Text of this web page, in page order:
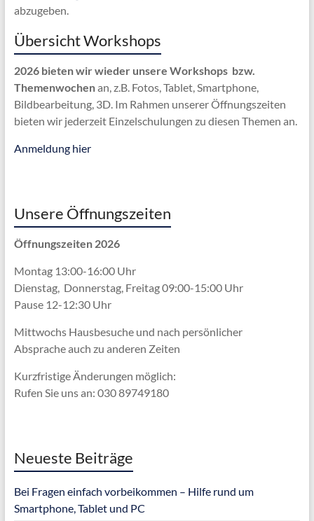
abzugeben.
Übersicht Workshops
2026 bieten wir wieder unsere Workshops bzw.
Themenwochenan, z.B. Fotos, Tablet, Smartphone,
Bildbearbeitung, 3D. Im Rahmen unserer Öffnungszeiten
bieten wir jederzeit Einzelschulungen zu diesen Themen an.
Anmeldung hier
Unsere Öffnungszeiten
Öffnungszeiten 2026
Montag 13:00-16:00 Uhr
Dienstag, Donnerstag, Freitag 09:00-15:00 Uhr
Pause 12-12:30 Uhr
Mittwochs Hausbesuche und nach persönlicher
Abspracheauch zu anderen Zeiten
Kurzfristige Änderungen möglich:
Rufen Sie uns an: 030 89749180
Neueste Beiträge
Bei Fragen einfach vorbeikommen – Hilfe rund um
Smartphone, Tablet und PC